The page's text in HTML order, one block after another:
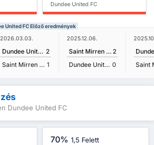
Dundee United FC
United FC Előző eredmények
2026.03.03.
Dundee United FC 2
Saint Mirren FC 1
2025.12.06.
Saint Mirren FC 2
Dundee United FC 0
Dundee United FC
70% 1,5 Felett